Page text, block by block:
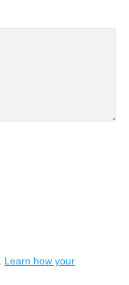
Learn how your